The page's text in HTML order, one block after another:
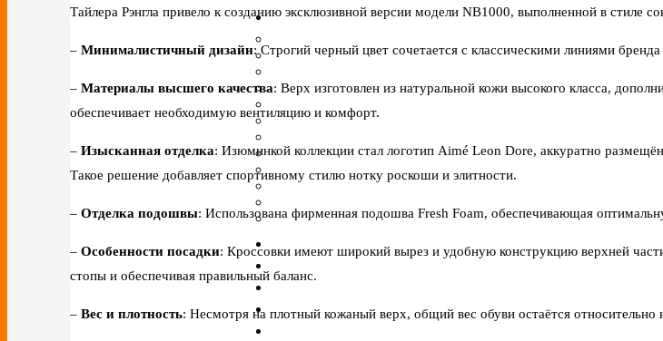
Тайлера Рэнгла привело к созданию эксклюзивной версии модели NB1000, выполненной в стиле
– Минималистичный дизайн: Строгий черный цвет сочетается с классическими линиями
– Материалы высшего качества: Верх изготовлен из натуральной кожи высокого класса,
обеспечивает необходимую вентиляцию и комфорт.
– Изысканная отделка: Изюминкой коллекции стал логотип Aimé Leon Dore, аккуратно
Такое решение добавляет спортивному стилю нотку роскоши и элитности.
– Отделка подошвы: Использована фирменная подошва Fresh Foam, обеспечивающая
– Особенности посадки: Кроссовки имеют широкий вырез и удобную конструкцию верхней
стопы и обеспечивая правильный баланс.
– Вес и плотность: Несмотря на плотный кожаный верх, общий вес обуви остаётся